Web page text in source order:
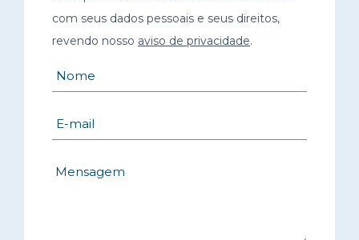
com seus dados pessoais e seus direitos,
revendo nosso aviso de privacidade.